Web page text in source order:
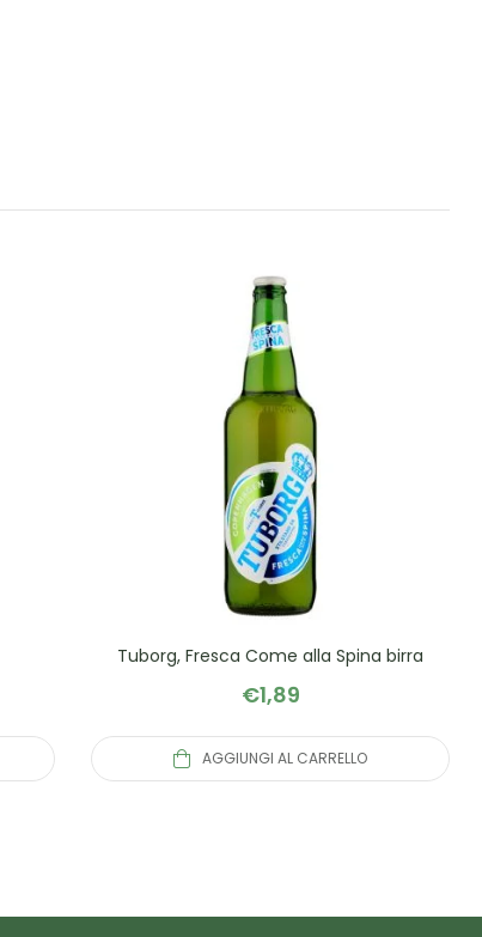
Tuborg, Fresca Come alla Spina birra
€1,89
AGGIUNGI AL CARRELLO